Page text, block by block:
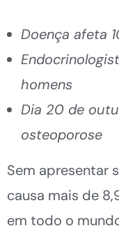
Doença afeta
homens
Dia 20 de
osteoporose
Sem apresentar
causa mais de
em todo o